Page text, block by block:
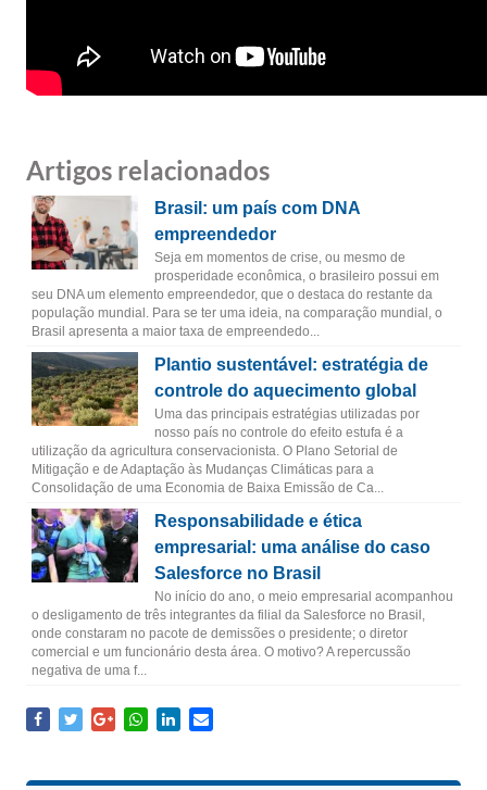
Artigos relacionados
Brasil: um país com DNA
empreendedor
Seja em momentos de crise, ou mesmo de
prosperidade econômica, o brasileiro possui em
seu DNA um elemento empreendedor, que o destaca do restante da
população mundial. Para se ter uma ideia, na comparação mundial, o
Brasil apresenta a maior taxa de empreendedo...
Plantio sustentável: estratégia de
controle do aquecimento global
Uma das principais estratégias utilizadas por
nosso país no controle do efeito estufa é a
utilização da agricultura conservacionista. O Plano Setorial de
Mitigação e de Adaptação às Mudanças Climáticas para a
Consolidação de uma Economia de Baixa Emissão de Ca...
Responsabilidade e ética
empresarial: uma análise do caso
Salesforce no Brasil
No início do ano, o meio empresarial acompanhou
o desligamento de três integrantes da filial da Salesforce no Brasil,
onde constaram no pacote de demissões o presidente; o diretor
comercial e um funcionário desta área. O motivo? A repercussão
negativa de uma f...